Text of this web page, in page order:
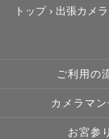
トップ› 出張カメ
ご利用の
カメラマン
お宮参り